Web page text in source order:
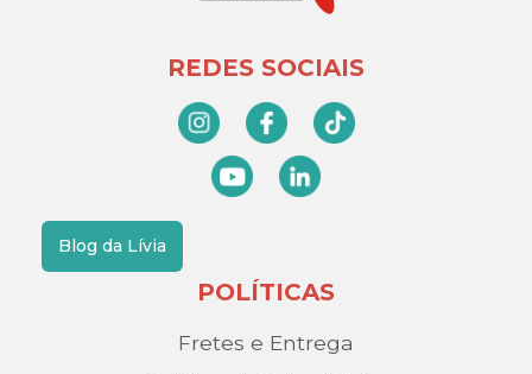
REDES SOCIAIS
Blog da Lívia
POLÍTICAS
Fretes e Entrega